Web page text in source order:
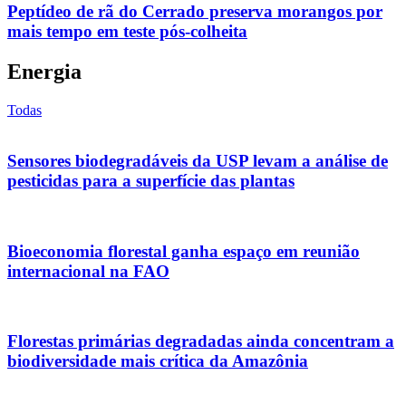
Peptídeo de rã do Cerrado preserva morangos por
mais tempo em teste pós-colheita
Energia
Todas
Sensores biodegradáveis da USP levam a análise de
pesticidas para a superfície das plantas
Bioeconomia florestal ganha espaço em reunião
internacional na FAO
Florestas primárias degradadas ainda concentram a
biodiversidade mais crítica da Amazônia